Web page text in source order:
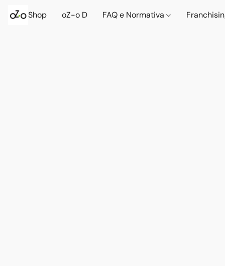
Shop oZ-o D FAQ e Normativa